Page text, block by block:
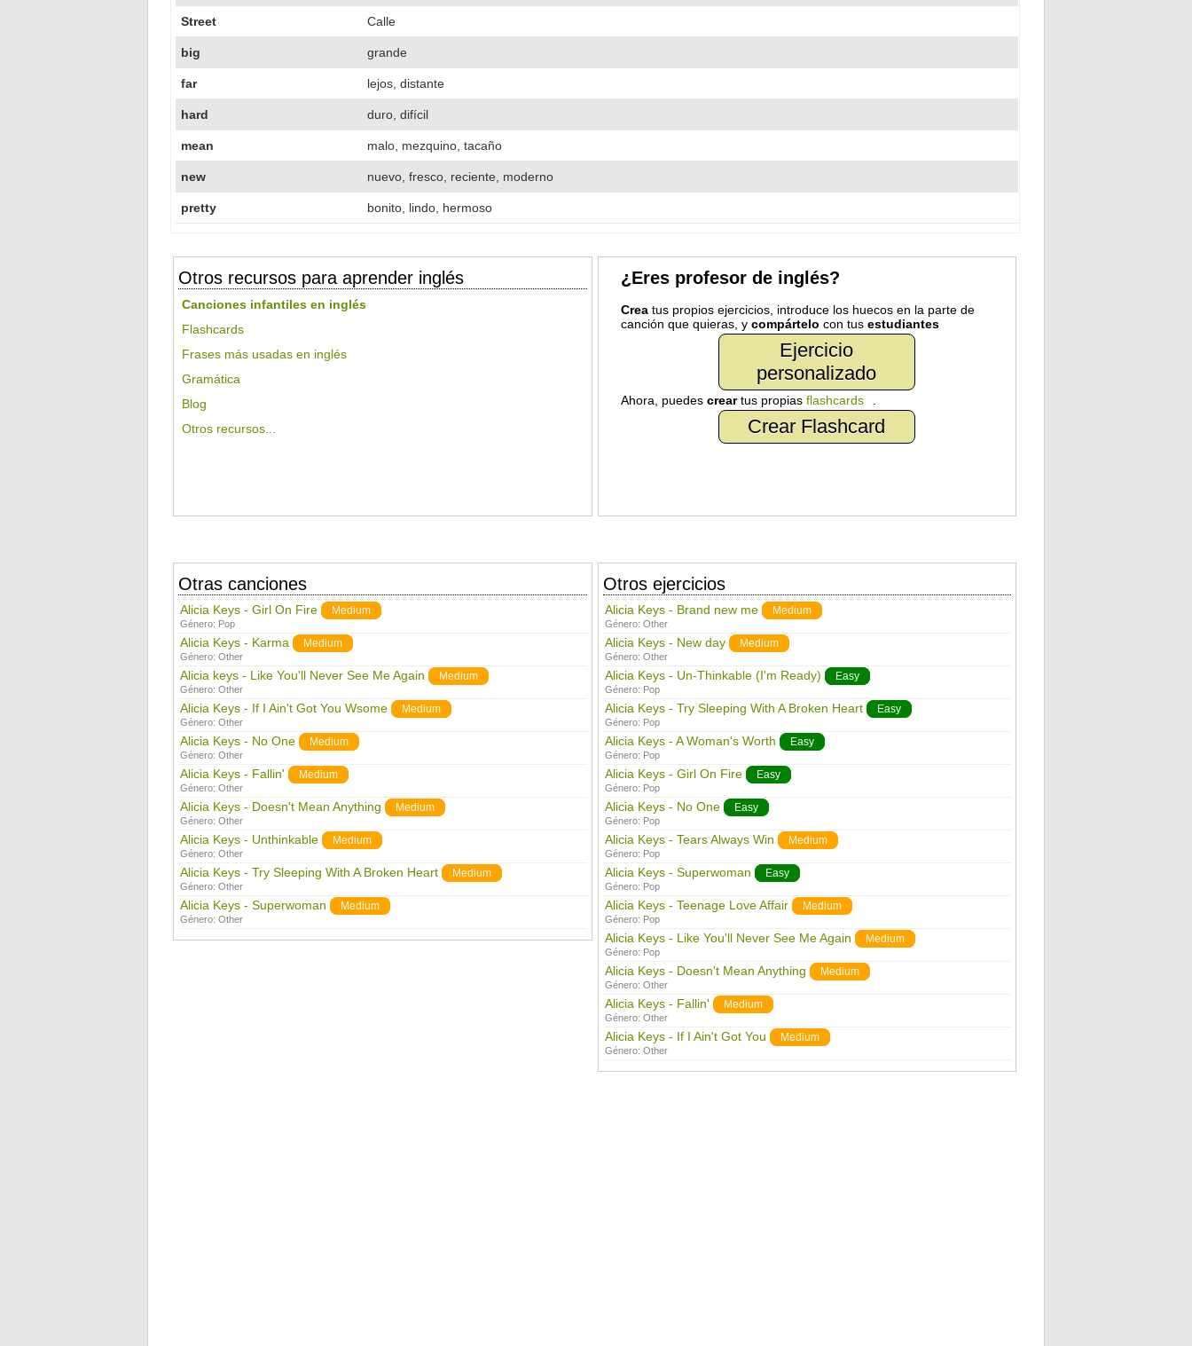
Street Calle
big grande
far lejos, distante
hard duro, difícil
mean malo, mezquino, tacaño
new nuevo, fresco, reciente, moderno
pretty bonito, lindo, hermoso
Otros recursos para aprender inglés
Canciones infantiles en inglés
Flashcards
Frases más usadas en inglés
Gramática
Blog
Otros recursos...
¿Eres profesor de inglés?
Creatus propios ejercicios, introduce los huecos en la parte de
canción que quieras, y compártelo con tus estudiantes
Ejercicio
personalizado
Ahora, puedes creartus propias flashcards
Crear Flashcard
Otras canciones
Alicia Keys - Girl On Fire Medium
Género: Pop
Alicia Keys - Karma Medium
Género: Other
Alicia keys - Like You'll Never See Me Again Medium
Género: Other
Alicia Keys - If I Ain't Got You Wsome Medium
Género: Other
Alicia Keys - No One Medium
Género: Other
Alicia Keys - Fallin' Medium
Género: Other
Alicia Keys - Doesn't Mean Anything Medium
Género: Other
Alicia Keys - Unthinkable Medium
Género: Other
Alicia Keys - Try Sleeping With A Broken Heart Medium
Género: Other
Alicia Keys - Superwoman Medium
Género: Other
Otros ejercicios
Alicia Keys - Brand new me Medium
Género: Other
Alicia Keys - New day Medium
Género: Other
Alicia Keys - Un-Thinkable (I'm Ready) Easy
Género: Pop
Alicia Keys - Try Sleeping With A Broken Heart Easy
Género: Pop
Alicia Keys - A Woman's Worth Easy
Género: Pop
Alicia Keys - Girl On Fire Easy
Género: Pop
Alicia Keys - No One Easy
Género: Pop
Alicia Keys - Tears Always Win Medium
Género: Pop
Alicia Keys - Superwoman Easy
Género: Pop
Alicia Keys - Teenage Love Affair Medium
Género: Pop
Alicia Keys - Like You'll Never See Me Again Medium
Género: Pop
Alicia Keys - Doesn't Mean Anything Medium
Género: Other
Alicia Keys - Fallin' Medium
Género: Other
Alicia Keys - If I Ain't Got You Medium
Género: Other